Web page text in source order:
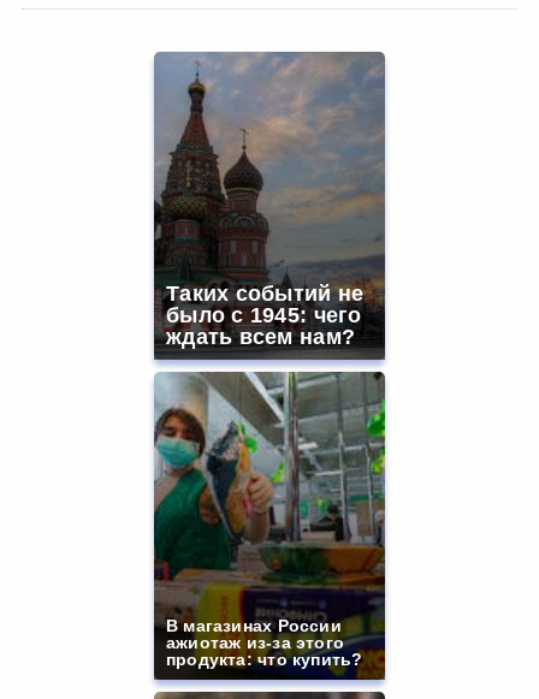
Таких событий не
было с 1945: чего
ждать всем нам?
В магазинах России
ажиотаж из-за этого
продукта: что купить?